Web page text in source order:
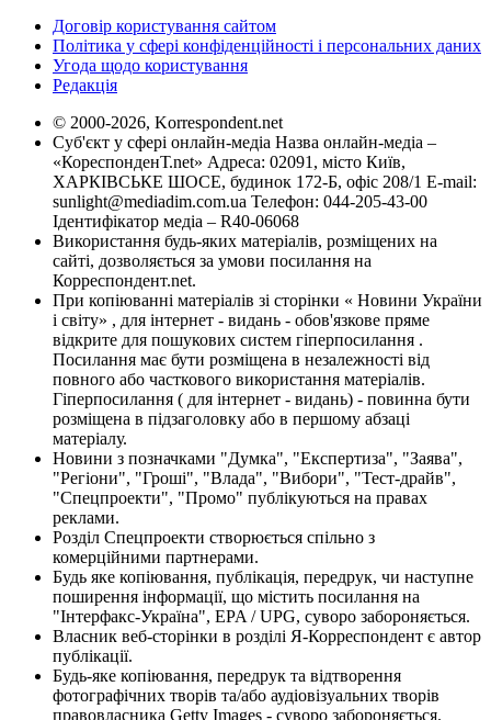
Договір користування сайтом
Політика у сфері конфіденційності і персональних даних
Угода щодо користування
Редакція
© 2000-2026, Korrespondent.net
Суб'єкт у сфері онлайн-медіа Назва онлайн-медіа –
«КореспонденТ.net» Адреса: 02091, місто Київ,
ХАРКІВСЬКЕ ШОСЕ, будинок 172-Б, офіс 208/1 E-mail:
sunlight@mediadim.com.ua Телефон: 044-205-43-00
Ідентифікатор медіа – R40-06068
Використання будь-яких матеріалів, розміщених на
сайті, дозволяється за умови посилання на
Корреспондент.net.
При копіюванні матеріалів зі сторінки « Новини України
і світу» , для інтернет - видань - обов'язкове пряме
відкрите для пошукових систем гіперпосилання .
Посилання має бути розміщена в незалежності від
повного або часткового використання матеріалів.
Гіперпосилання ( для інтернет - видань) - повинна бути
розміщена в підзаголовку або в першому абзаці
матеріалу.
Новини з позначками "Думка", "Експертиза", "Заява",
"Регіони", "Гроші", "Влада", "Вибори", "Тест-драйв",
"Спецпроекти", "Промо" публікуються на правах
реклами.
Розділ Спецпроекти створюється спільно з
комерційними партнерами.
Будь яке копіювання, публікація, передрук, чи наступне
поширення інформації, що містить посилання на
"Інтерфакс-Україна", EPA / UPG, суворо забороняється.
Власник веб-сторінки в розділі Я-Корреспондент є автор
публікації.
Будь-яке копіювання, передрук та відтворення
фотографічних творів та/або аудіовізуальних творів
правовласника Getty Images - суворо забороняється.